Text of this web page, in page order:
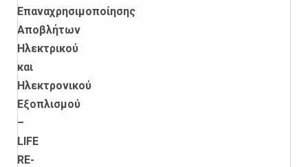
Επαναχρησιμοποίησης
Αποβλήτων
Ηλεκτρικού
και
Ηλεκτρονικού
Εξοπλισμού
–
LIFE
RE-